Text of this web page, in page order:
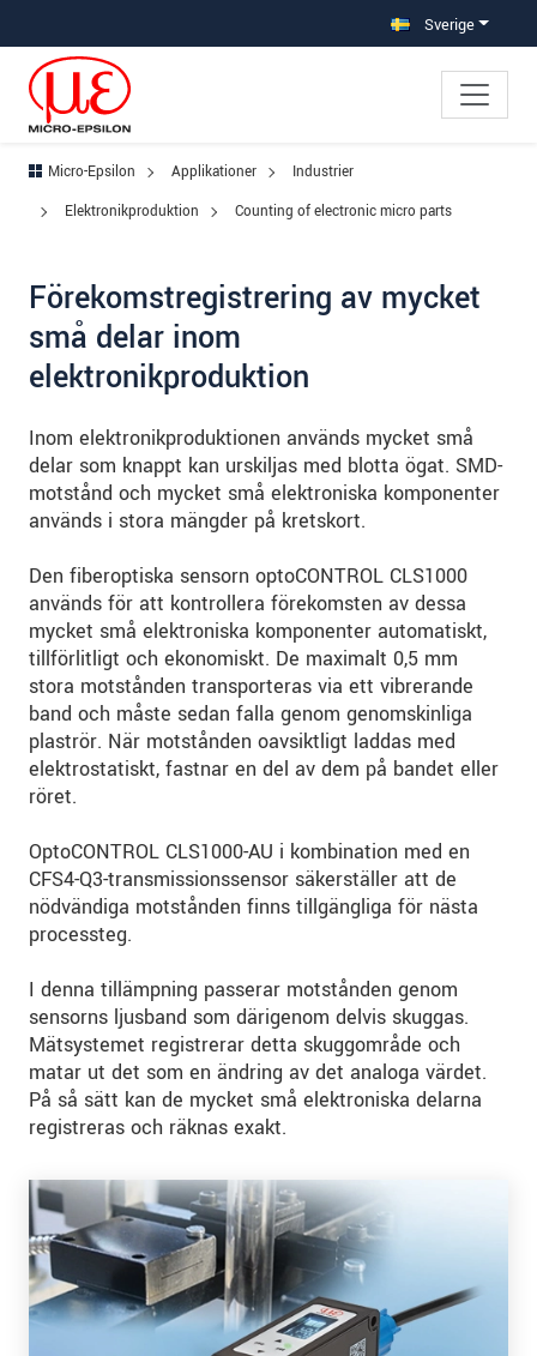
Sverige
Micro-Epsilon Applikationer
Industrier
Elektronikproduktion
Counting of electronic micro parts
Förekomstregistrering av mycket
små delar inom
elektronikproduktion
Inom elektronikproduktionen används mycket små
delar som knappt kan urskiljas med blotta ögat. SMD-
motstånd och mycket små elektroniska komponenter
används i stora mängder på kretskort.
Den fiberoptiska sensorn optoCONTROL CLS1000
används för att kontrollera förekomsten av dessa
mycket små elektroniska komponenter automatiskt,
tillförlitligt och ekonomiskt. De maximalt 0,5 mm
stora motstånden transporteras via ett vibrerande
band och måste sedan falla genom genomskinliga
plaströr. När motstånden oavsiktligt laddas med
elektrostatiskt, fastnar en del av dem på bandet eller
röret.
OptoCONTROL CLS1000-AU i kombination med en
CFS4-Q3-transmissionssensor säkerställer att de
nödvändiga motstånden finns tillgängliga för nästa
processteg.
I denna tillämpning passerar motstånden genom
sensorns ljusband som därigenom delvis skuggas.
Mätsystemet registrerar detta skuggområde och
matar ut det som en ändring av det analoga värdet.
På så sätt kan de mycket små elektroniska delarna
registreras och räknas exakt.